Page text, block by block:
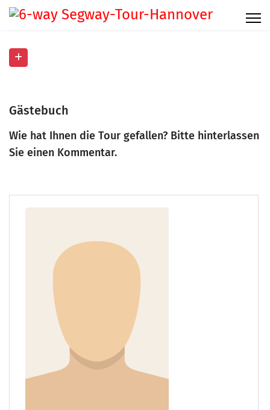
Gästebuch
Wie hat Ihnen die Tour gefallen? Bitte hinterlassen
Sie einen Kommentar.